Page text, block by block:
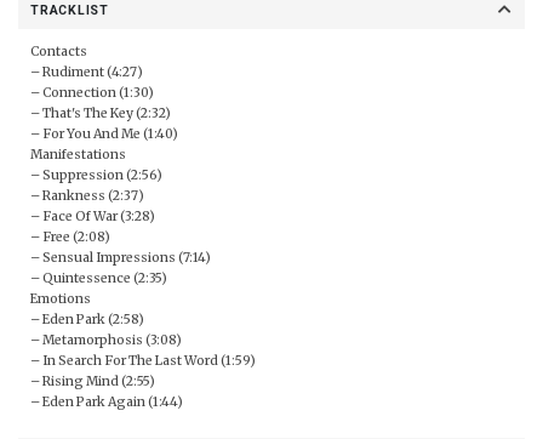
TRACKLIST
Contacts
– Rudiment (4:27)
– Connection (1:30)
– That's The Key (2:32)
– For You And Me (1:40)
Manifestations
– Suppression (2:56)
– Rankness (2:37)
– Face Of War (3:28)
– Free (2:08)
– Sensual Impressions (7:14)
– Quintessence (2:35)
Emotions
– Eden Park (2:58)
– Metamorphosis (3:08)
– In Search For The Last Word (1:59)
– Rising Mind (2:55)
– Eden Park Again (1:44)